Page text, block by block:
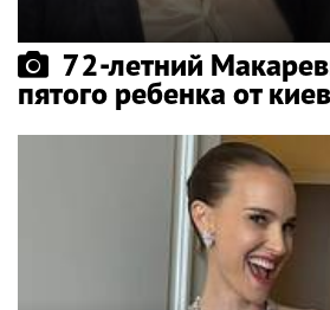
72-летний
пятого ребенка от